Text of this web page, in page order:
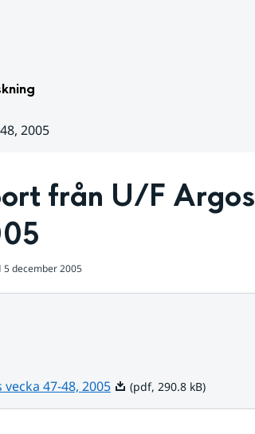
2005
från U/F Argos
5 december 2005
47-48, 2005Pdf, 290.8 kB.
(pdf, 290.8 kB)